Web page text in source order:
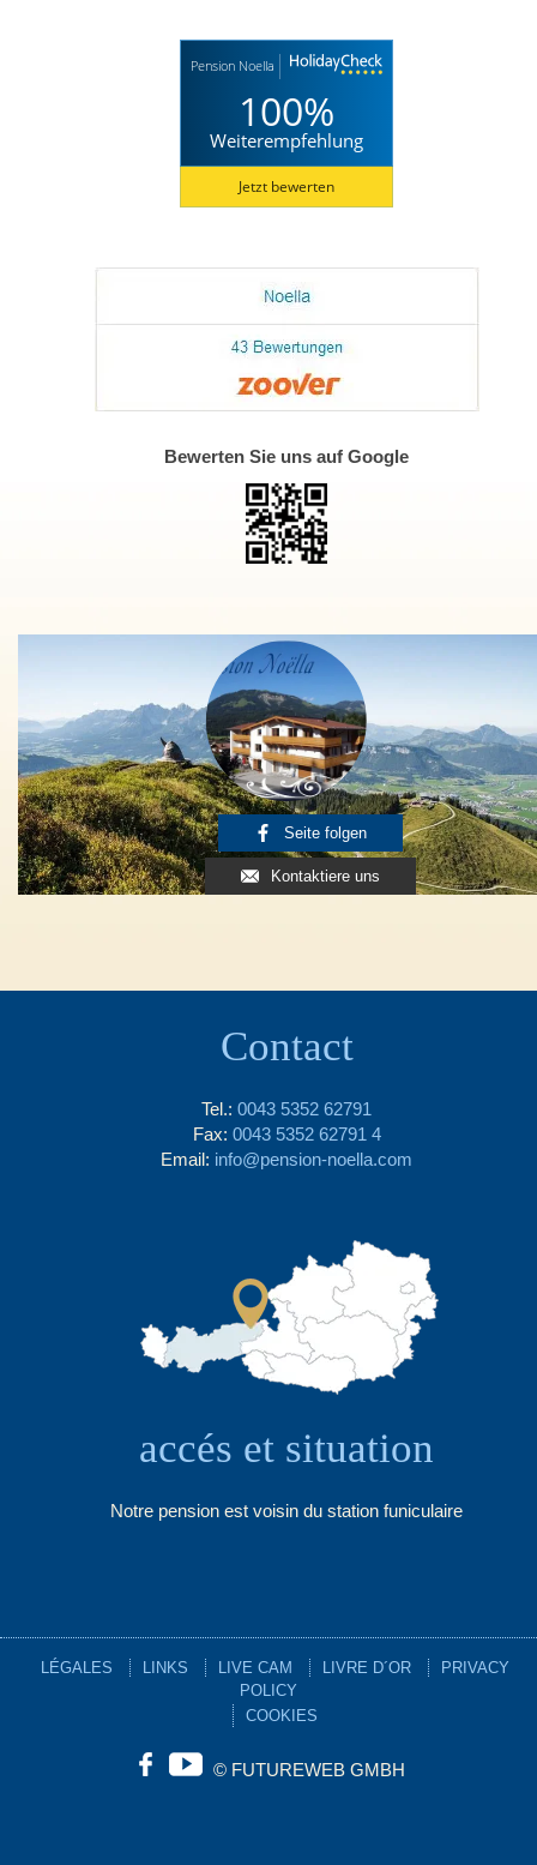
Pension Noella
100%
Weiterempfehlung
Jetzt bewerten
Bewerten Sie uns auf Google
Seite folgen
Kontaktiere uns
Contact
Tel.: 0043 5352 62791
Fax: 0043 5352 62791 4
Email: info@pension-noella.com
accés et situation
Notre pension est voisin du station funiculaire
LÉGALES LINKS LIVE CAM LIVRE D´OR
PRIVACY
POLICY
COOKIES
© FUTUREWEB GMBH